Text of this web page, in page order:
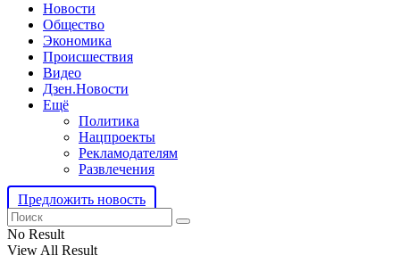
Новости
Общество
Экономика
Происшествия
Видео
Дзен.Новости
Ещё
Политика
Нацпроекты
Рекламодателям
Развлечения
Предложить новость
No Result
View All Result